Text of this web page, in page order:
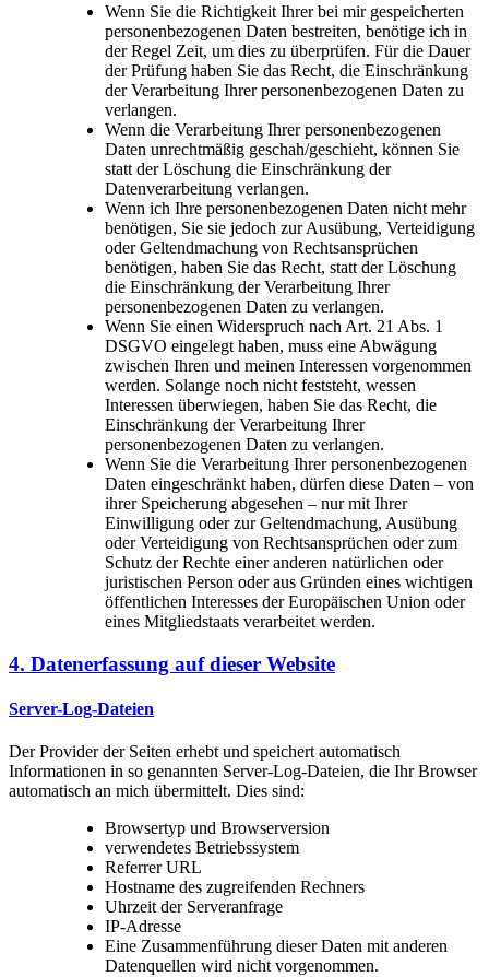
Wenn Sie die Richtigkeit Ihrer bei mir gespeicherten
personenbezogenen Daten bestreiten, benötige ich in
der Regel Zeit, um dies zu überprüfen. Für die Dauer
der Prüfung haben Sie das Recht, die Einschränkung
der Verarbeitung Ihrer personenbezogenen Daten zu
verlangen.
Wenn die Verarbeitung Ihrer personenbezogenen
Daten unrechtmäßig geschah/geschieht, können Sie
statt der Löschung die Einschränkung der
Datenverarbeitung verlangen.
Wenn ich Ihre personenbezogenen Daten nicht mehr
benötigen, Sie sie jedoch zur Ausübung, Verteidigung
oder Geltendmachung von Rechtsansprüchen
benötigen, haben Sie das Recht, statt der Löschung
die Einschränkung der Verarbeitung Ihrer
personenbezogenen Daten zu verlangen.
Wenn Sie einen Widerspruch nach Art. 21 Abs. 1
DSGVO eingelegt haben, muss eine Abwägung
zwischen Ihren und meinen Interessen vorgenommen
werden. Solange noch nicht feststeht, wessen
Interessen überwiegen, haben Sie das Recht, die
Einschränkung der Verarbeitung Ihrer
personenbezogenen Daten zu verlangen.
Wenn Sie die Verarbeitung Ihrer personenbezogenen
Daten eingeschränkt haben, dürfen diese Daten – von
ihrer Speicherung abgesehen – nur mit Ihrer
Einwilligung oder zur Geltendmachung, Ausübung
oder Verteidigung von Rechtsansprüchen oder zum
Schutz der Rechte einer anderen natürlichen oder
juristischen Person oder aus Gründen eines wichtigen
öffentlichen Interesses der Europäischen Union oder
eines Mitgliedstaats verarbeitet werden.
4. Datenerfassung auf dieser Website
Server-Log-Dateien
Der Provider der Seiten erhebt und speichert automatisch
Informationen in so genannten Server-Log-Dateien, die Ihr Browser
automatisch an mich übermittelt. Dies sind:
Browsertyp und Browserversion
verwendetes Betriebssystem
Referrer URL
Hostname des zugreifenden Rechners
Uhrzeit der Serveranfrage
IP-Adresse
Eine Zusammenführung dieser Daten mit anderen
Datenquellen wird nicht vorgenommen.